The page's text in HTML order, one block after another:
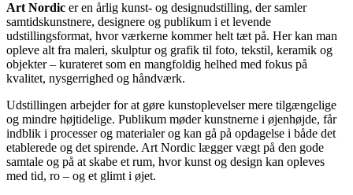
Art Nordic er en årlig kunst- og designudstilling, der samler
samtidskunstnere, designere og publikum i et levende
udstillingsformat, hvor værkerne kommer helt tæt på. Her kan man
opleve alt fra maleri, skulptur og grafik til foto, tekstil, keramik og
objekter – kurateret som en mangfoldig helhed med fokus på
kvalitet, nysgerrighed og håndværk.
Udstillingen arbejder for at gøre kunstoplevelser mere tilgængelige
og mindre højtidelige. Publikum møder kunstnerne i øjenhøjde, får
indblik i processer og materialer og kan gå på opdagelse i både det
etablerede og det spirende. Art Nordic lægger vægt på den gode
samtale og på at skabe et rum, hvor kunst og design kan opleves
med tid, ro – og et glimt i øjet.